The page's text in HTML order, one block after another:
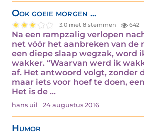
Ook goeie morgen ...
3.0 met 8 stemmen 642
Na een rampzalig verlopen
net vóór het aanbreken van de
een diepe slaap wegzak, word
wakker. “Waarvan werd ik
af. Het antwoord volgt, zonder
maar iets voor hoef te doen,
Het is de ...
hans uil 24 augustus 2016
Humor